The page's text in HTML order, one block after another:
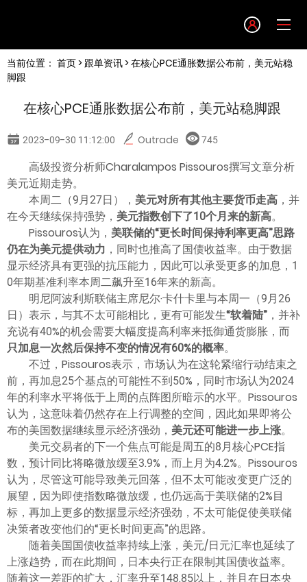
English
简体中文
한글
日本語
Tiếng việt
ไทย
当前位置： 首页> 跟单资讯> 在核心PCE通胀数据公布前，美元站稳
脚跟
在核心PCE通胀数据公布前，美元站稳脚跟
2023-09-30 11:12:00 Outrade 745
高级投资分析师Charalampos Pissouros撰写文章分析
美元近期走势。
本周二（9月27日）， 美元对所有其他主要货币走高 ，并
在今天继续保持强势， 美元指数创下了10个月来的新高。
Pissouros认为， 美联储的“更长时间保持利率更高”思路
仍在为美元提供动力 ，同时也推高了国债收益率。由于数据
显示经济具有更强的抗压能力，因此可以承受更多的加息，1
0年期基准利率本周二飙升至16年来的新高。
明尼阿波利斯联储主席尼尔·卡什卡里与本周一（9月26
日）表示，与其不太可能相比，更有可能发生“软着陆” ，并补
充说有40%的机会需要大幅度提高利率来抵御通货膨胀，而
只加息一次然后保持不变的情况有60%的概率。
不过，Pissouros表示，市场认为在这轮紧缩行动结束之
前，再加息25个基点的可能性不到50%，同时市场认为2024
年的利率水平将低于上周的点阵图所暗示的水平。Pissouros
认为，这意味着仍然存在上行调整的空间，因此如果即将公
布的美国数据继续显示经济强劲， 美元还可能进一步上涨。
美元交易者的下一个焦点可能是周五的8月核心PCE指
数，预计同比将略微放缓至3.9%，而上月为4.2%。Pissouros
认为，尽管这可能导致美元回落，但不太可能改变更广泛的
展望，因为即使指数略微放缓，也仍远高于美联储的2%目
标，再加上更多的数据显示经济强劲，不太可能促使美联储
决策者改变他们的“更长时间更高”的思路。
随着美国国债收益率持续上涨，美元/日元汇率也延续了
上涨趋势，而在此期间，日本央行正在限制其国债收益率。
随着这一差距的扩大，汇率升至148.85以上，并且在日本央